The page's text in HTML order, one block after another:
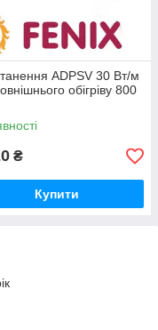
ADPSV 30 Вт/м
обігріву 800
₴
Купити